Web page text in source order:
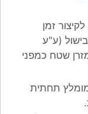
זמן
(ע"ע
שטח כמפני
תחתית